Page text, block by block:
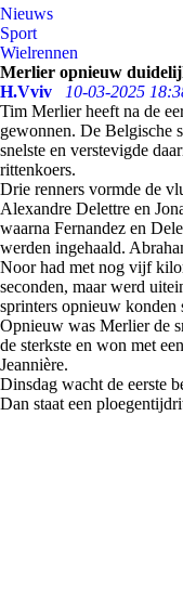
Nieuws
Sport
Wielrennen
Merlier opnieuw
H.Vviv
10-03-2025
Tim Merlier heeft na de
gewonnen. De Belgische
snelste en verstevigde
rittenkoers.
Drie renners vormde de
Alexandre Delettre en
waarna Fernandez en
werden ingehaald.
Noor had met nog vijf
seconden, maar werd
sprinters opnieuw konden
Opnieuw was Merlier de
de sterkste en won met
Jeannière.
Dinsdag wacht de eerste
Dan staat een